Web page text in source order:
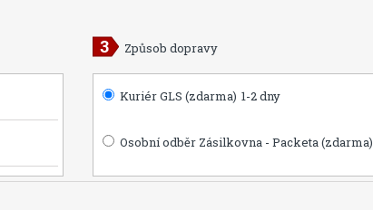
Způsob dopravy
Kuriér GLS (zdarma) 1-2 dny
Osobní odběr Zásilkovna - Packeta (zdarma)